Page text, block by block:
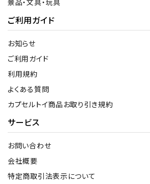
景品・文具・玩具
ご利用ガイド
お知らせ
ご利用ガイド
利用規約
よくある質問
カプセルトイ商品お取り引き規約
サービス
お問い合わせ
会社概要
特定商取引法表示について